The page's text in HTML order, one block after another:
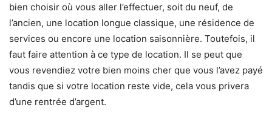
bien choisir où vous aller l’effectuer, soit du neuf, de
l’ancien, une location longue classique, une résidence de
services ou encore une location saisonnière. Toutefois, il
faut faire attention à ce type de location. Il se peut que
vous revendiez votre bien moins cher que vous l’avez payé
tandis que si votre location reste vide, cela vous privera
d’une rentrée d’argent.